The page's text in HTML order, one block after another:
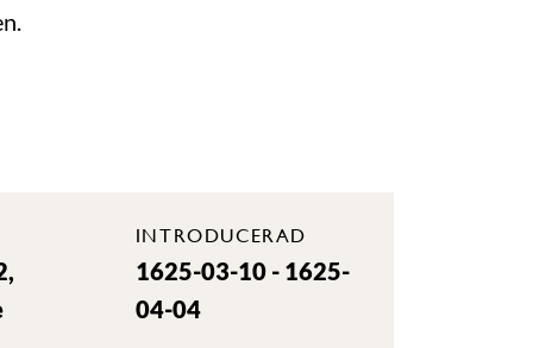
INTRODUCERAD
1625-03-10 - 1625-
04-04